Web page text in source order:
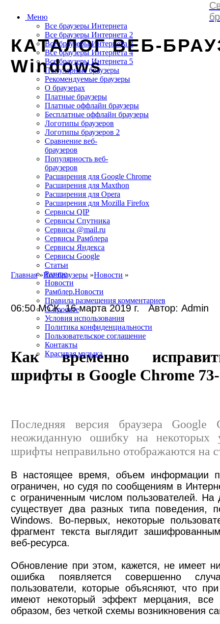
Как временно
шрифты в Google Chrome
Последняя версия браузера Google
неожиданную ошибку на некоторых
шрифты неправильно отображаются на
В настоящее время, объем информации
ограничен, но судя по сообщениям в
с ограниченным числом пользователей.
существует два разных типа поведения,
Windows. Во-первых, некоторые
фрагмент текста выглядит
веб-ресурса.
Обновление при этом, кажется, не имеет
ошибка появляется совершенно
пользователи, которые объясняют, что
имеют некоторый эффект мерцания, все
образом, без четкой схемы возникновения
Главная»Все браузеры »Новости »
06:50 МСК, 16 марта 2019 г. Автор: Admin
КАТАЛОГ ВЕБ-
Windows
Меню
Все браузеры Интернета
Все браузеры Интернета 2
Все браузеры Интернета 3
Все браузеры Интернета 4
Все браузеры Интернета 5
Популярные браузеры
Рекомендуемые браузеры
О браузерах
Платные браузеры
Платные оффлайн браузеры
Бесплатные оффлайн браузеры
Логотипы браузеров
Логотипы браузеров 2
Сравнение веб-
браузеров
Популярность веб-
браузеров
Расширения для Google Chrome
Расширения для Maxthon
Расширения для Opera
Расширения для Mozilla Firefox
Сервисы QIP
Сервисы Спутника
Сервисы @mail.ru
Сервисы Рамблера
Сервисы Яндекса
Сервисы Google
Статьи
Разное
Новости
Рамблер.Новости
Правила размещения комментариев
О проекте
Условия использования
Политика конфиденциальности
Пользовательское соглашение
Контакты
Красивая музыка